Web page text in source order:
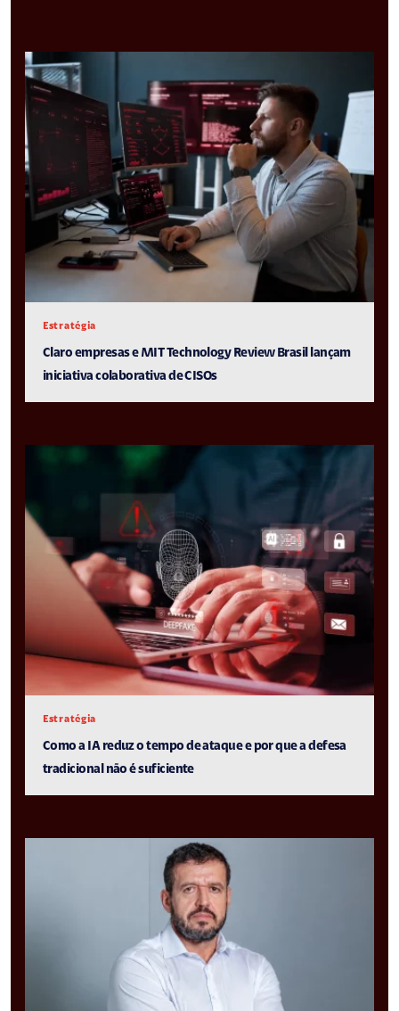
Estratégia
Claro empresas e MIT Technology Review Brasil lançam
iniciativa colaborativa de CISOs
Estratégia
Como a IA reduz o tempo de ataque e por que a defesa
tradicional não é suficiente